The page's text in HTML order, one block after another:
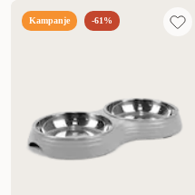
Kampanje -61%